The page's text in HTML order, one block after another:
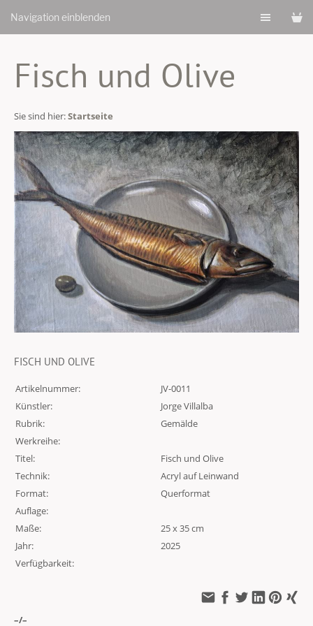
Navigation einblenden
Fisch und Olive
Sie sind hier:Startseite
FISCH UND OLIVE
Artikelnummer:
JV-0011
Künstler:
Jorge Villalba
Rubrik:
Gemälde
Werkreihe:
Titel:
Fisch und Olive
Technik:
Acryl auf Leinwand
Format:
Querformat
Auflage:
Maße:
25 x 35 cm
Jahr:
2025
Verfügbarkeit:
–/–